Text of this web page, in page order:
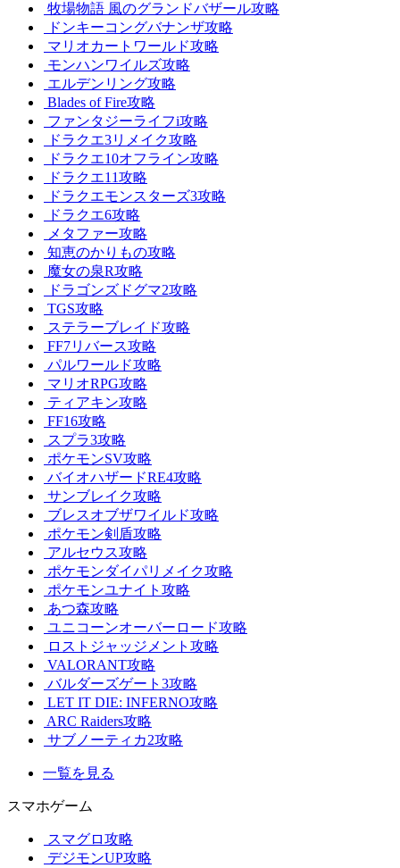
牧場物語 風のグランドバザール攻略
ドンキーコングバナンザ攻略
マリオカートワールド攻略
モンハンワイルズ攻略
エルデンリング攻略
Blades of Fire攻略
ファンタジーライフi攻略
ドラクエ3リメイク攻略
ドラクエ10オフライン攻略
ドラクエ11攻略
ドラクエモンスターズ3攻略
ドラクエ6攻略
メタファー攻略
知恵のかりもの攻略
魔女の泉R攻略
ドラゴンズドグマ2攻略
TGS攻略
ステラーブレイド攻略
FF7リバース攻略
パルワールド攻略
マリオRPG攻略
ティアキン攻略
FF16攻略
スプラ3攻略
ポケモンSV攻略
バイオハザードRE4攻略
サンブレイク攻略
ブレスオブザワイルド攻略
ポケモン剣盾攻略
アルセウス攻略
ポケモンダイパリメイク攻略
ポケモンユナイト攻略
あつ森攻略
ユニコーンオーバーロード攻略
ロストジャッジメント攻略
VALORANT攻略
バルダーズゲート3攻略
LET IT DIE: INFERNO攻略
ARC Raiders攻略
サブノーティカ2攻略
一覧を見る
スマホゲーム
スマグロ攻略
デジモンUP攻略